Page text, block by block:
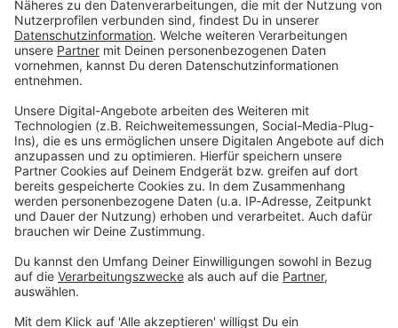
Du möchtest uns etwas sagen?
Kontaktformular
Sprachnachricht
© dpa-infocom, dpa:260120-930-573113/2
DAS KÖNNTE DICH AUCH INTERESSIEREN